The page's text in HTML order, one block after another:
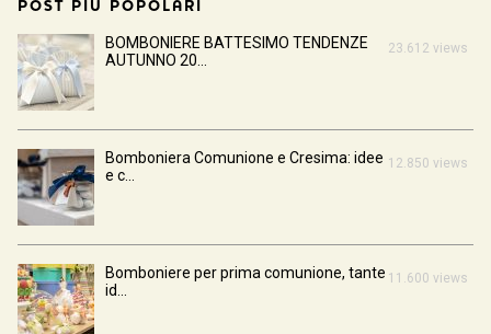
POST PIÙ POPOLARI
BOMBONIERE BATTESIMO TENDENZE
AUTUNNO 20...
23.612 views
Bomboniera Comunione e Cresima: idee
e c...
12.850 views
Bomboniere per prima comunione, tante
id...
11.600 views